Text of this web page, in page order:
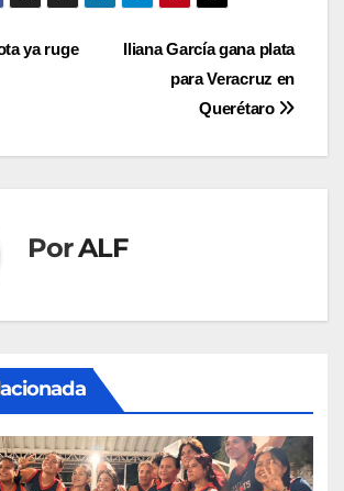
Iliana García gana plata
para Veracruz en
Querétaro
ya ruge
PorALF